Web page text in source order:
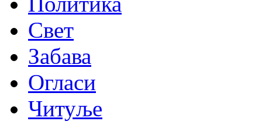
Свет
Забава
Огласи
Читуље